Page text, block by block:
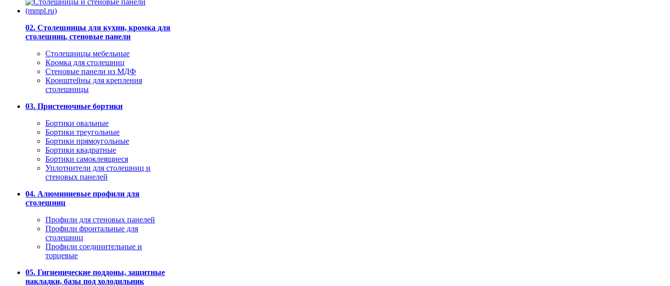
02. Столешницы для кухни, кромка для
столешниц, стеновые панели
Столешницы мебельные
Кромка для столешниц
Стеновые панели из МДФ
Кронштейны для крепления
столешницы
03. Пристеночные бортики
Бортики овальные
Бортики треугольные
Бортики прямоугольные
Бортики квадратные
Бортики самоклеящиеся
Уплотнители для столешниц и
стеновых панелей
04. Алюминиевые профили для
столешниц
Профили для стеновых панелей
Профили фронтальные для
столешниц
Профили соединительные и
торцевые
05. Гигиенические поддоны, защитные
накладки, базы под холодильник